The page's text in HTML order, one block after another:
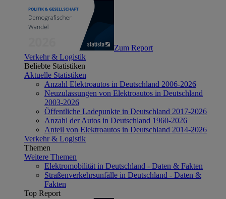
Zum Report
Verkehr & Logistik
Beliebte Statistiken
Aktuelle Statistiken
Anzahl Elektroautos in Deutschland 2006-2026
Neuzulassungen von Elektroautos in Deutschland
2003-2026
Öffentliche Ladepunkte in Deutschland 2017-2026
Anzahl der Autos in Deutschland 1960-2026
Anteil von Elektroautos in Deutschland 2014-2026
Verkehr & Logistik
Themen
Weitere Themen
Elektromobilität in Deutschland - Daten & Fakten
Straßenverkehrsunfälle in Deutschland - Daten &
Fakten
Top Report